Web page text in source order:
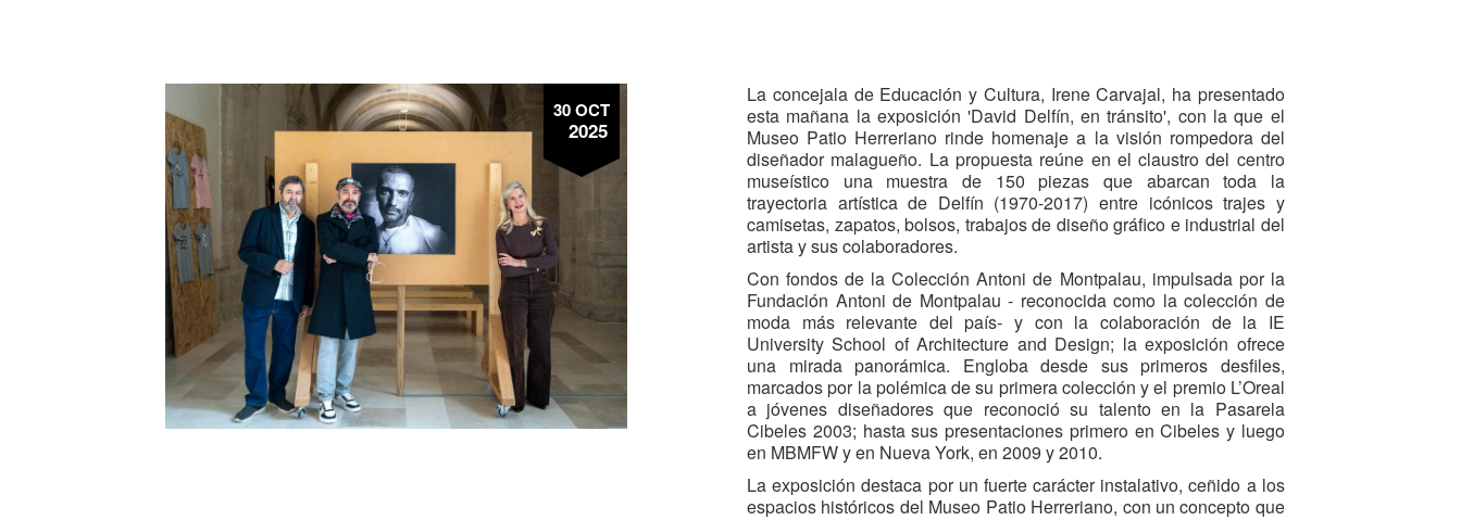
30 OCT
2025
La concejala de Educación y Cultura, Irene Carvajal, ha presentado
esta mañana la exposición 'David Delfín, en tránsito', con la que el
Museo Patio Herreriano rinde homenaje a la visión rompedora del
diseñador malagueño. La propuesta reúne en el claustro del centro
museístico una muestra de 150 piezas que abarcan toda la
trayectoria artística de Delfín (1970-2017) entre icónicos trajes y
camisetas, zapatos, bolsos, trabajos de diseño gráfico e industrial del
artista y sus colaboradores.
Con fondos de la Colección Antoni de Montpalau, impulsada por la
Fundación Antoni de Montpalau - reconocida como la colección de
moda más relevante del país- y con la colaboración de la IE
University School of Architecture and Design; la exposición ofrece
una mirada panorámica. Engloba desde sus primeros desfiles,
marcados por la polémica de su primera colección y el premio L’Oreal
a jóvenes diseñadores que reconoció su talento en la Pasarela
Cibeles 2003; hasta sus presentaciones primero en Cibeles y luego
en MBMFW y en Nueva York, en 2009 y 2010.
La exposición destaca por un fuerte carácter instalativo, ceñido a los
espacios históricos del Museo Patio Herreriano, con un concepto que